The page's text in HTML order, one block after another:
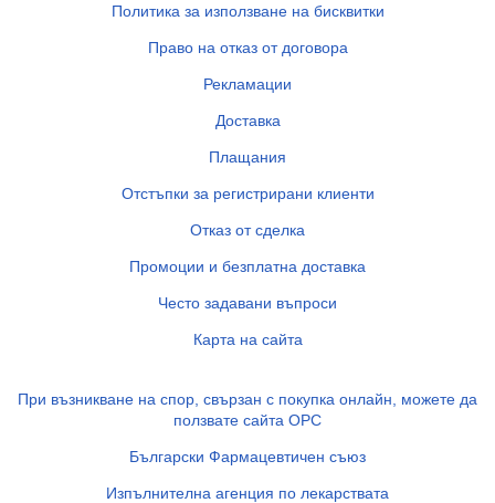
Политика за използване на бисквитки
Право на отказ от договора
Рекламации
Доставка
Плащания
Отстъпки за регистрирани клиенти
Отказ от сделка
Промоции и безплатна доставка
Често задавани въпроси
Карта на сайта
При възникване на спор, свързан с покупка онлайн, можете да
ползвате сайта ОРС
Български Фармацевтичен съюз
Изпълнителна агенция по лекарствата